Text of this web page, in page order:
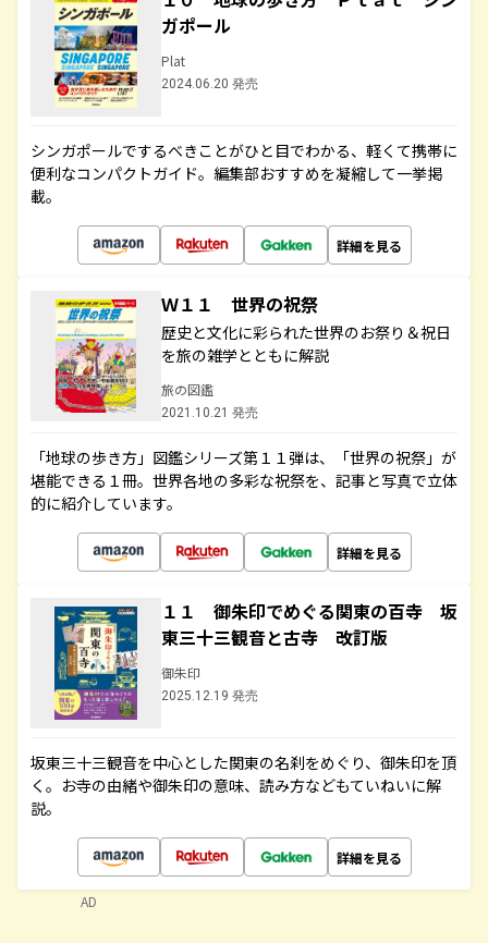
ガポール
Plat
2024.06.20 発売
シンガポールでするべきことがひと目でわかる、軽くて携帯に
便利なコンパクトガイド。編集部おすすめを凝縮して一挙掲
載。
詳細を見る
Ｗ１１ 世界の祝祭
歴史と文化に彩られた世界のお祭り＆祝日
を旅の雑学とともに解説
旅の図鑑
2021.10.21 発売
「地球の歩き方」図鑑シリーズ第１１弾は、「世界の祝祭」が
堪能できる１冊。世界各地の多彩な祝祭を、記事と写真で立体
的に紹介しています。
詳細を見る
１１ 御朱印でめぐる関東の百寺 坂
東三十三観音と古寺 改訂版
御朱印
2025.12.19 発売
坂東三十三観音を中心とした関東の名刹をめぐり、御朱印を頂
く。お寺の由緒や御朱印の意味、読み方などもていねいに解
説。
詳細を見る
AD